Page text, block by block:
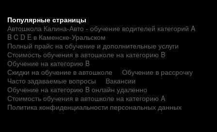
Популярные страницы
Автошкола Калина-Авто - обучение водителей категорий A
B C D E в Каменске-Уральском
Полный прайс на обучение и дополнительные услуги
Стоимость обучения в автошколе на категорию B
Обучение на категорию B
Скидки на обучение в автошколе
Обучение в рассрочку
Часто задаваемые вопросы
Вакансии
Обучение на категорию B онлайн удаленно
Стоимость обучения в автошколе на категорию A
Политика конфиденциальности персональных данных